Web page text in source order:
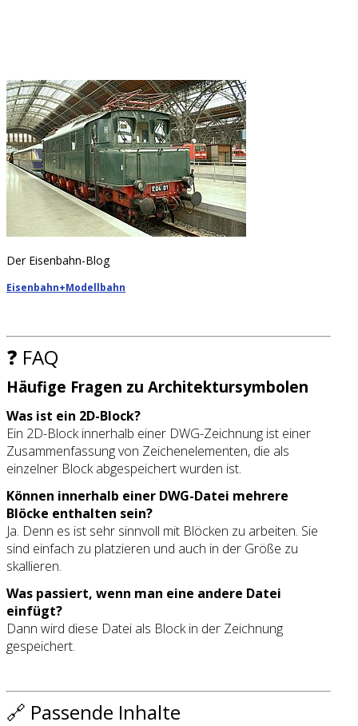
Der Eisenbahn-Blog
Eisenbahn+Modellbahn
❓ FAQ
Häufige Fragen zu Architektursymbolen
Was ist ein 2D-Block?
Ein 2D-Block innerhalb einer DWG-Zeichnung ist einer
Zusammenfassung von Zeichenelementen, die als
einzelner Block abgespeichert wurden ist.
Können innerhalb einer DWG-Datei mehrere
Blöcke enthalten sein?
Ja. Denn es ist sehr sinnvoll mit Blöcken zu arbeiten. Sie
sind einfach zu platzieren und auch in der Größe zu
skallieren.
Was passiert, wenn man eine andere Datei
einfügt?
Dann wird diese Datei als Block in der Zeichnung
gespeichert.
🔗 Passende Inhalte